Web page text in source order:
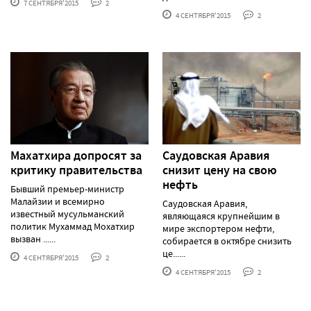
7 СЕНТЯБРЯ'2015 2
4 СЕНТЯБРЯ'2015 2
Махатхира допросят за
критику правительства
Бывший премьер-министр
Малайзии и всемирно
известный мусульманский
политик Мухаммад Мохатхир
вызван ......
4 СЕНТЯБРЯ'2015 2
Саудовская Аравия
снизит цену на свою
нефть
Саудовская Аравия,
являющаяся крупнейшим в
мире экспортером нефти,
собирается в октябре снизить
це......
4 СЕНТЯБРЯ'2015 2